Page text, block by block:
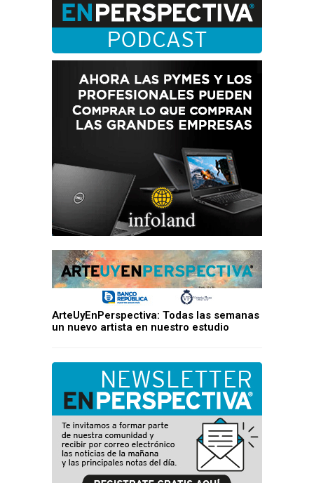
ArteUyEnPerspectiva: Todas las semanas
un nuevo artista en nuestro estudio